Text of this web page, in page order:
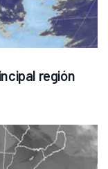
región